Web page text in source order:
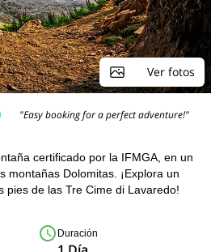
Ver fotos
"Easy booking for a perfect adventure!"
certificado por la IFMGA, en un
montañas Dolomitas. ¡Explora un
pies de las Tre Cime di Lavaredo!
Duración